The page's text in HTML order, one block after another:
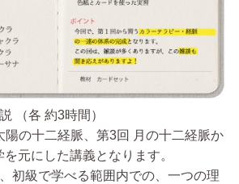
（各 約3時間）
陽の十二経脈、第3回 月の十二経脈か
元にした講義となります。
初級で学べる範囲内での、一つの理